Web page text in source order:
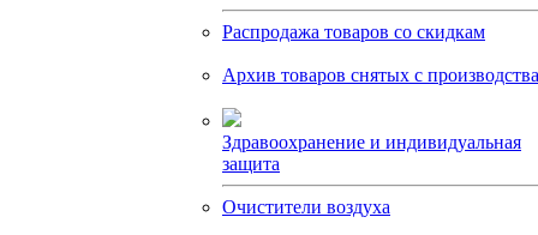
Распродажа товаров со скидкам
Архив товаров снятых с производства
Здравоохранение и индивидуальная
защита
Очистители воздуха